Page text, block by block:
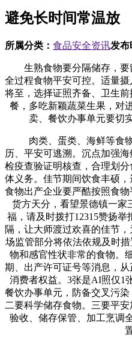
避免长时间常温放
所属分类： 食品安全资讯发布
生熟食物要分隔储存，要
全过程食物平安可控。适量
将至，选择证照齐备、卫生
餐，多吃新颖蔬菜生果，对
卖、餐饮办事单元要切
肉类、蛋类、海鲜等食物
历、平安可逃溯。沉点加强
检疫查验证明核查，合理划
体义务。佳节期间饮食丰硕
食物出产企业要严酷按照食
货方天分，看望景德镇一家
福，请及时拨打12315赞扬
隔，让大师渡过欢喜的佳节
场监管部分将依法依规及时
物和感官性状非常的食物。
期、出产许可证号等消息，
消费者权益。3张是AI照仅1
餐饮办事单元，防备交叉污染
二要科学储存食物。三要平
验收、储存保管、加工烹调